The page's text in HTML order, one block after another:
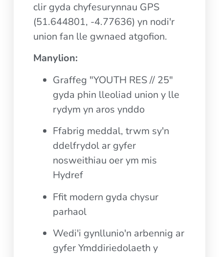
clir gyda chyfesurynnau GPS
(51.644801, -4.77636) yn nodi'r
union fan lle gwnaed atgofion.
Manylion:
Graffeg "YOUTH RES // 25"
gyda phin lleoliad union y lle
rydym yn aros ynddo
Ffabrig meddal, trwm sy'n
ddelfrydol ar gyfer
nosweithiau oer ym mis
Hydref
Ffit modern gyda chysur
parhaol
Wedi'i gynllunio'n arbennig ar
gyfer Ymddiriedolaeth y